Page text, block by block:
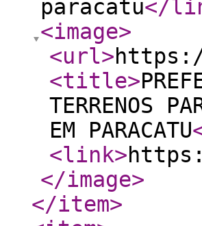
paracatu</
<image>
<url>
<title>
TERRENOS
EM PARACATU
<link>
</image>
</item>